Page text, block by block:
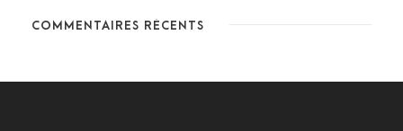
COMMENTAIRES RÉCENTS